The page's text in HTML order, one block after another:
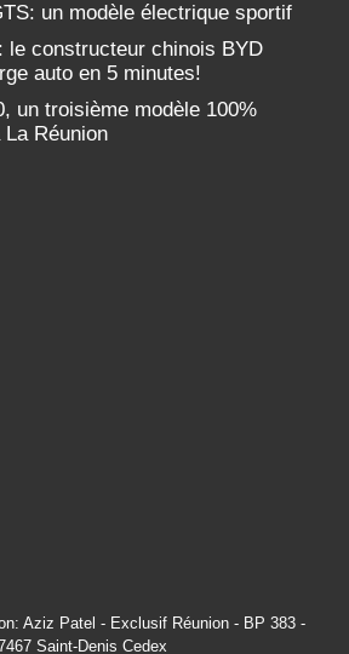
un modèle électrique sportif
le constructeur chinois BYD
auto en 5 minutes!
un troisième modèle 100%
Réunion
Aziz Patel - Exclusif Réunion - BP 383 -
Saint-Denis Cedex